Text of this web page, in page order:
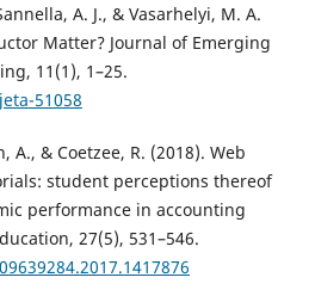
A. J., & Vasarhelyi, M. A.
Matter? Journal of Emerging
11(1), 1–25.
51058
A., & Coetzee, R. (2018). Web
student perceptions thereof
performance in accounting
27(5), 531–546.